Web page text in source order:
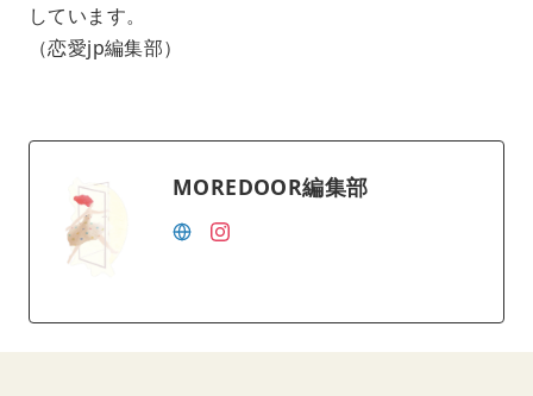
しています。
（恋愛jp編集部）
MOREDOOR編集部